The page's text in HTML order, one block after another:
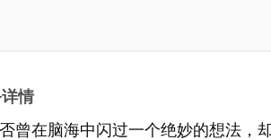
情
曾在脑海中闪过一个绝妙的想法，